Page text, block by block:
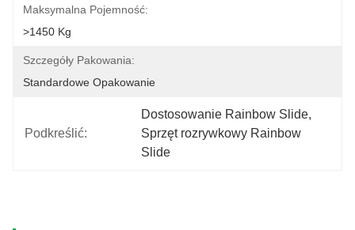
Maksymalna Pojemność:
>1450 Kg
Szczegóły Pakowania:
Standardowe Opakowanie
Podkreślić:
Dostosowanie Rainbow Slide,
Sprzęt rozrywkowy Rainbow
Slide